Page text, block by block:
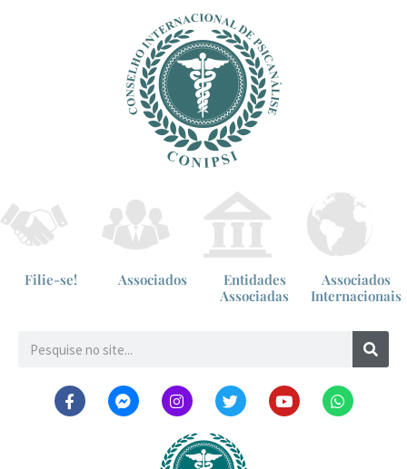
Filie-se! Associados
Entidades
Associadas
Associados
Internacionais